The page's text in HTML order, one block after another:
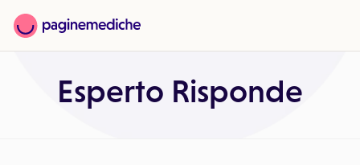
Esperto Risponde